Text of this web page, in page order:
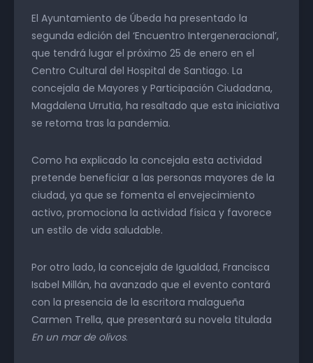
El Ayuntamiento de Úbeda ha presentado la
segunda edición del ‘Encuentro Intergeneracional’,
que tendrá lugar el próximo 25 de enero en el
Centro Cultural del Hospital de Santiago. La
concejala de Mayores y Participación Ciudadana,
Magdalena Urrutia, ha resaltado que esta iniciativa
se retoma tras la pandemia.
Como ha explicado la concejala esta actividad
pretende beneficiar a las personas mayores de la
ciudad, ya que se fomenta el envejecimiento
activo, promociona la actividad física y favorece
un estilo de vida saludable.
Por otro lado, la concejala de Igualdad, Francisca
Isabel Millán, ha avanzado que el evento contará
con la presencia de la escritora malagueña
Carmen Trella, que presentará su novela titulada
En un mar de olivos.